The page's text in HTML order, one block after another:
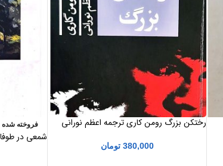
رختکن بزرگ رومن کاری ترجمه اعظم نورانی
380,000 تومان
فروخته شده
شمعی در